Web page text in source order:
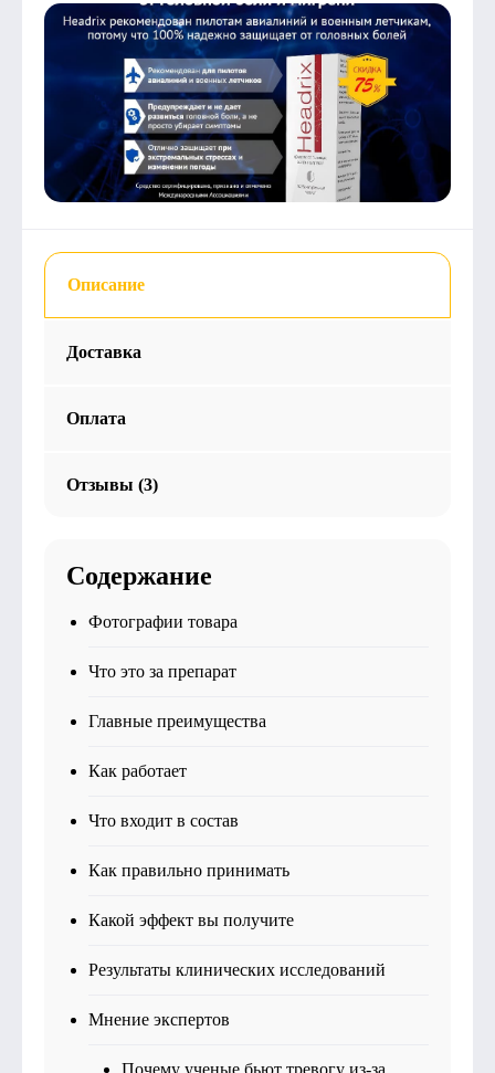
Описание
Доставка
Оплата
Отзывы (3)
Содержание
Фотографии товара
Что это за препарат
Главные преимущества
Как работает
Что входит в состав
Как правильно принимать
Какой эффект вы получите
Результаты клинических исследований
Мнение экспертов
Почему ученые бьют тревогу из-за